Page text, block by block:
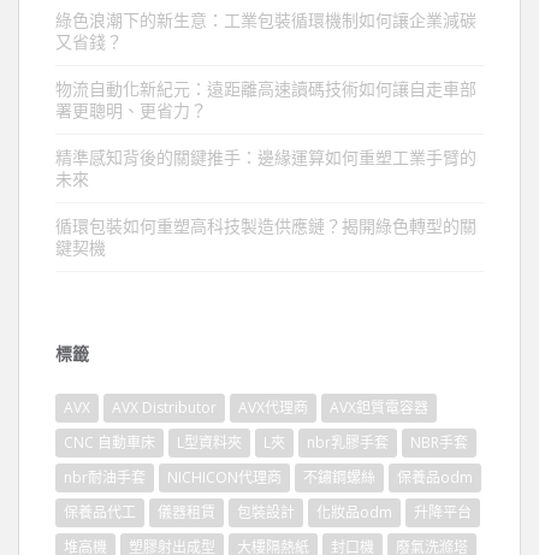
綠色浪潮下的新生意：工業包裝循環機制如何讓企業減碳
又省錢？
物流自動化新紀元：遠距離高速讀碼技術如何讓自走車部
署更聰明、更省力？
精準感知背後的關鍵推手：邊緣運算如何重塑工業手臂的
未來
循環包裝如何重塑高科技製造供應鏈？揭開綠色轉型的關
鍵契機
標籤
AVX AVX Distributor AVX代理商
AVX鉭質電容器
CNC 自動車床
L型資料夾 L夾 nbr乳膠手套
NBR手套
nbr耐油手套
NICHICON代理商 不鏽鋼螺絲
保養品odm
保養品代工
儀器租賃 包裝設計 化妝品odm
升降平台
堆高機
塑膠射出成型 大樓隔熱紙 封口機
廢氣洗滌塔